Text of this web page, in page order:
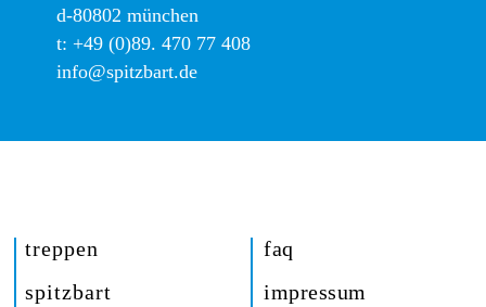
d-80802 münchen
t: +49 (0)89. 470 77 408
info@spitzbart.de
treppen
spitzbart
faq
impressum